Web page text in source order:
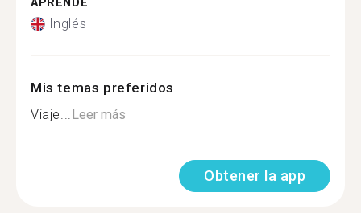
Inglés
Mis temas preferidos
Viaje...Leer más
Obtener la app